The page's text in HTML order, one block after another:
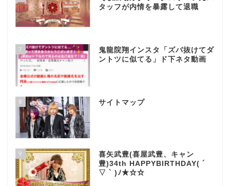
タッフが内情を暴露して退職
7
鬼龍院翔インスタ「ズバ抜けてダ
ントツに似てる」ド下ネタ動画
8 サイトマップ
9
喜矢武豊(喜屋武豊、キャン
豊)34th HAPPYBIRTHDAY( ´
▽ ` )ﾉ★☆☆